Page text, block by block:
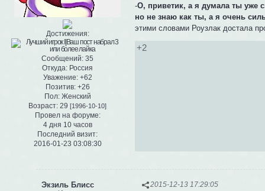
Достижения:
Сообщений: 35
Откуда: Россия
Уважение: +62
Позитив: +26
Пол:Женский
Возраст: 29 [1996-10-10]
Провел на форуме:
4 дня 10 часов
Последний визит:
2016-01-23 03:08:30
-О, приветик, а я думала ты уже
но не знаю как ты, а я очень
этими словами Роузлак достала
+2
2015-12-13 17:29:05
Экзиль Блисс